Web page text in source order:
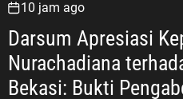
10 jam ago
Darsum Apresiasi
Nurachadiana
Bekasi: Bukti